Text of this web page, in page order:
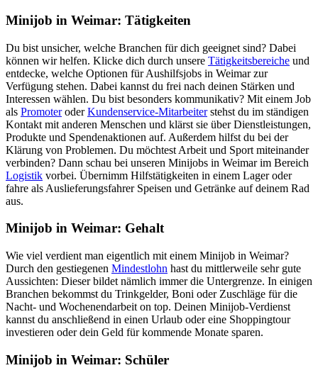
Minijob in Weimar: Tätigkeiten
Du bist unsicher, welche Branchen für dich geeignet sind? Dabei
können wir helfen. Klicke dich durch unsere Tätigkeitsbereiche und
entdecke, welche Optionen für Aushilfsjobs in Weimar zur
Verfügung stehen. Dabei kannst du frei nach deinen Stärken und
Interessen wählen. Du bist besonders kommunikativ? Mit einem Job
als PromoteroderKundenservice-Mitarbeiterstehst du im ständigen
Kontakt mit anderen Menschen und klärst sie über Dienstleistungen,
Produkte und Spendenaktionen auf. Außerdem hilfst du bei der
Klärung von Problemen. Du möchtest Arbeit und Sport miteinander
verbinden? Dann schau bei unseren Minijobs in Weimar im Bereich
Logistik vorbei. Übernimm Hilfstätigkeiten in einem Lager oder
fahre als Auslieferungsfahrer Speisen und Getränke auf deinem Rad
aus.
Minijob in Weimar: Gehalt
Wie viel verdient man eigentlich mit einem Minijob in Weimar?
Durch den gestiegenen Mindestlohn hast du mittlerweile sehr gute
Aussichten: Dieser bildet nämlich immer die Untergrenze. In einigen
Branchen bekommst du Trinkgelder, Boni oder Zuschläge für die
Nacht- und Wochenendarbeit on top. Deinen Minijob-Verdienst
kannst du anschließend in einen Urlaub oder eine Shoppingtour
investieren oder dein Geld für kommende Monate sparen.
Minijob in Weimar: Schüler